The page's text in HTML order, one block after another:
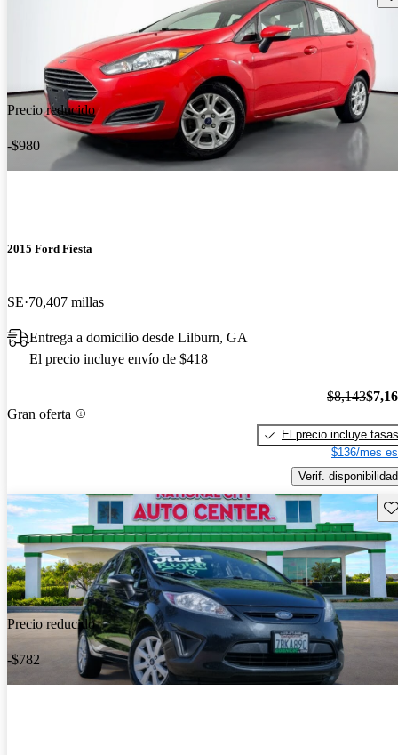
Precio reducido
-$980
2015 Ford Fiesta
SE 70,407 millas
Entrega a domicilio desde Lilburn, GA
El precio incluye envío de $418
Gran oferta
$8,143
El precio incluye tasas
$136/mes
Verif. disponibilidad
Precio reducido
-$782